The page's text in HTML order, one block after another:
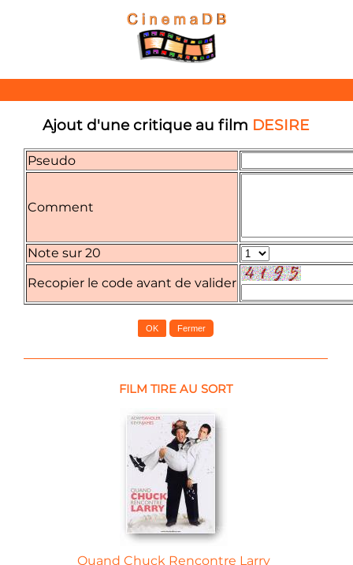
Ajout d'une critique au film DESIRE
Pseudo
Comment
Note sur 20
Recopier le code avant de valider
FILM TIRE AU SORT
Quand Chuck Rencontre Larry